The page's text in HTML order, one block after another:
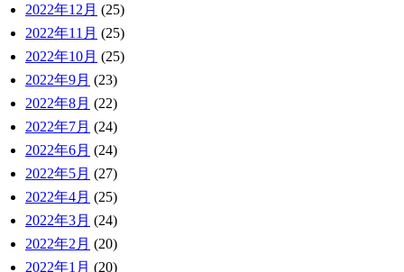
2022年12月 (25)
2022年11月 (25)
2022年10月 (25)
2022年9月 (23)
2022年8月 (22)
2022年7月 (24)
2022年6月 (24)
2022年5月 (27)
2022年4月 (25)
2022年3月 (24)
2022年2月 (20)
2022年1月 (20)